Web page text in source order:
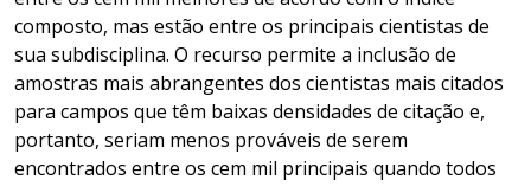
composto, mas estão entre os principais cientistas de
sua subdisciplina. O recurso permite a inclusão de
amostras mais abrangentes dos cientistas mais citados
para campos que têm baixas densidades de citação e,
portanto, seriam menos prováveis ​​de serem
encontrados entre os cem mil principais quando todos